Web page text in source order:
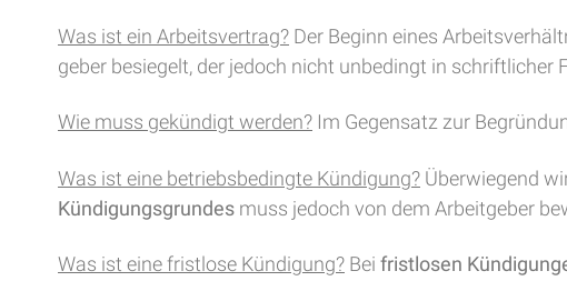
Was ist ein Arbeitsvertrag? Der Beginn eines
geber besiegelt, der jedoch nicht unbedingt in schriftlicher
Wie muss gekündigt werden? Im Gegensatz zur
Was ist eine betriebsbedingte Kündigung? Überwiegend
Kündigungsgrundes muss jedoch von dem Arbeitgeber
Was ist eine fristlose Kündigung? Bei fristlosen